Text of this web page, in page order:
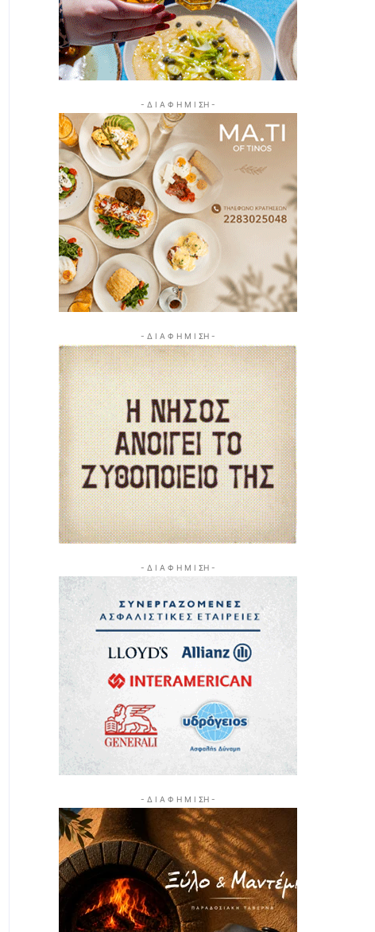
- Δ Ι Α Φ Η Μ Ι ΣΗ -
- Δ Ι Α Φ Η Μ Ι ΣΗ -
- Δ Ι Α Φ Η Μ Ι ΣΗ -
- Δ Ι Α Φ Η Μ Ι ΣΗ -